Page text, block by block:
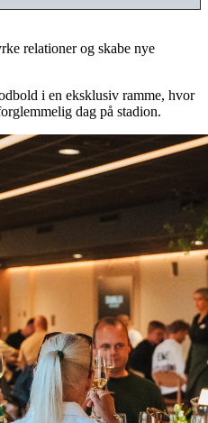
relationer og skabe nye
i en eksklusiv ramme, hvor
dag på stadion.